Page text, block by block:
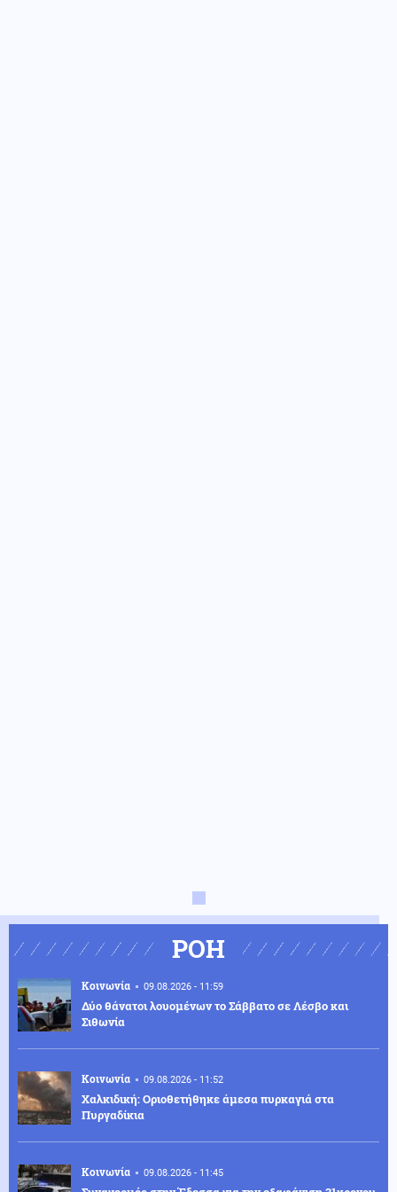
ΡΟΗ
Κοινωνία 09.08.2026 - 11:59
Δύο θάνατοι λουομένων το Σάββατο σε Λέσβο και
Σιθωνία
Κοινωνία 09.08.2026 - 11:52
Χαλκιδική: Οριοθετήθηκε άμεσα πυρκαγιά στα
Πυργαδίκια
Κοινωνία 09.08.2026 - 11:45